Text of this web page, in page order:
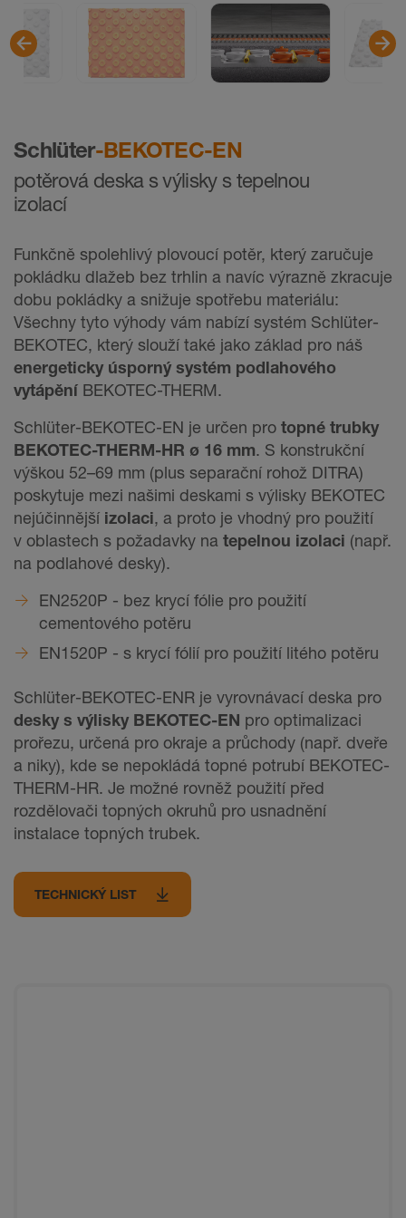
Schlüter-BEKOTEC-EN
potěrová deska s výlisky s tepelnou
izolací
Funkčně spolehlivý plovoucí potěr, který zaručuje
pokládku dlažeb bez trhlin a navíc výrazně zkracuje
dobu pokládky a snižuje spotřebu materiálu:
Všechny tyto výhody vám nabízí systém Schlüter-
BEKOTEC, který slouží také jako základ pro náš
energeticky úsporný systém podlahového
vytápění BEKOTEC-THERM.
Schlüter-BEKOTEC-EN je určen pro topné trubky
BEKOTEC-THERM-HR ø 16 mm. S konstrukční
výškou 52–69 mm (plus separační rohož DITRA)
poskytuje mezi našimi deskami s výlisky BEKOTEC
nejúčinnější izolaci, a proto je vhodný pro použití
v oblastech s požadavky na tepelnou izolaci (např.
na podlahové desky).
EN2520P - bez krycí fólie pro použití
cementového potěru
EN1520P - s krycí fólií pro použití litého potěru
Schlüter-BEKOTEC-ENR je vyrovnávací deska pro
desky s výlisky BEKOTEC-EN pro optimalizaci
prořezu, určená pro okraje a průchody (např. dveře
a niky), kde se nepokládá topné potrubí BEKOTEC-
THERM-HR. Je možné rovněž použití před
rozdělovači topných okruhů pro usnadnění
instalace topných trubek.
TECHNICKÝ LIST